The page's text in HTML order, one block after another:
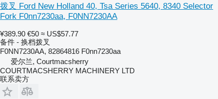
拨叉 Ford New Holland 40, Tsa Series 5640, 8340 Selector
Fork F0nn7230aa, F0NN7230AA
¥389.90 €50 ≈ US$57.77
备件 - 换档拨叉
F0NN7230AA, 82864816 F0nn7230aa
爱尔兰, Courtmacsherry
COURTMACSHERRY MACHINERY LTD
联系卖方